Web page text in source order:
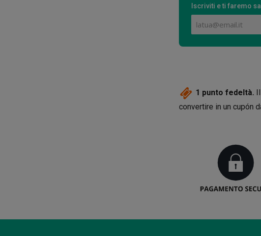
Iscriviti e ti faremo
1 punto fedeltà.
convertire in un cupón